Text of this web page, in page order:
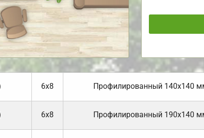
6х8 Профилированный 140х140
6х8 Профилированный 190х140